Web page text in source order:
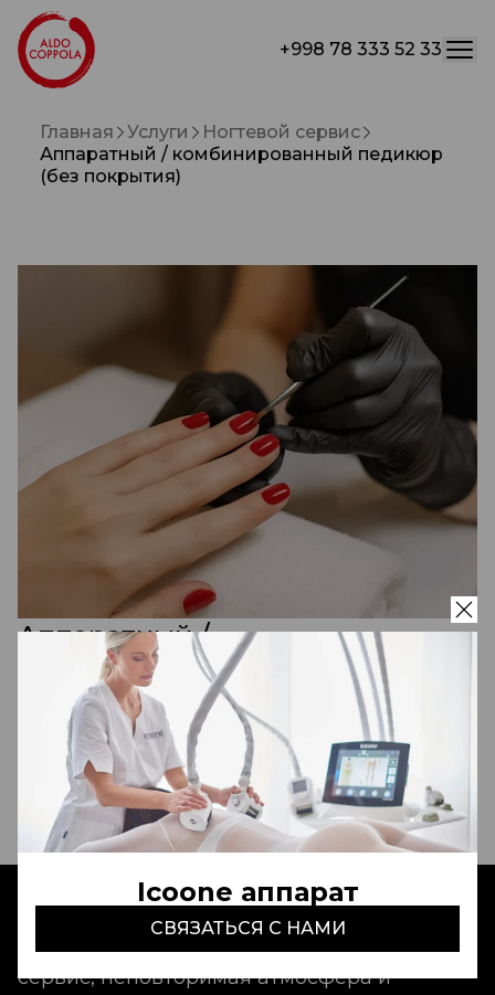
+998 78 333 52 33
Icoone аппарат
СВЯЗАТЬСЯ С НАМИ
Главная Услуги
Ногтевой сервис
Аппаратный / комбинированный педикюр
(без покрытия)
Аппаратный /
комбинированный педикюр
(без покрытия)
450 000 сум
Записаться
Aldo Coppola Tashkent- это идеальный
сервис, неповторимая атмосфера и